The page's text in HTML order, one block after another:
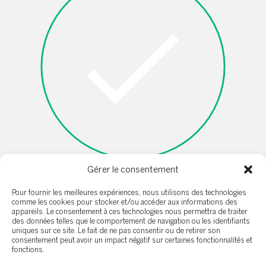
Gérer le consentement
Pour fournir les meilleures expériences, nous utilisons des technologies
comme les cookies pour stocker et/ou accéder aux informations des
appareils. Le consentement à ces technologies nous permettra de traiter
des données telles que le comportement de navigation ou les identifiants
uniques sur ce site. Le fait de ne pas consentir ou de retirer son
consentement peut avoir un impact négatif sur certaines fonctionnalités et
fonctions.
Je ne suis pas un robot